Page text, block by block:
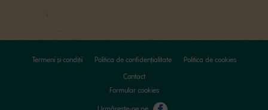
Termeni și condiții Politica de confidențialitate
Politica de cookies
Contact
Formular cookies